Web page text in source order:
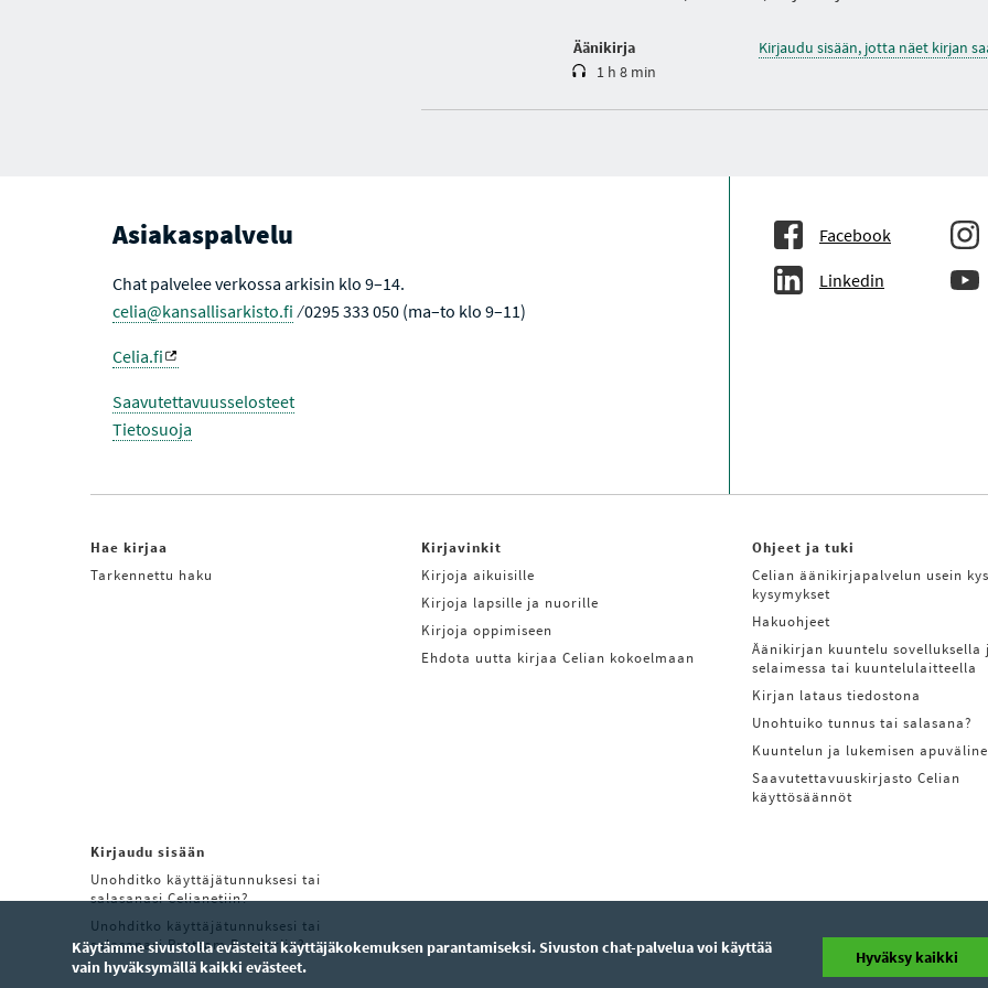
Äänikirja
1 h 8 min
Kirjaudu sisään, jotta näet kirjan
Asiakaspalvelu
Chat palvelee verkossa arkisin klo 9–14.
celia@kansallisarkisto.fi ⁄ 0295 333 050 (ma–to klo 9–11)
Celia.fi
Saavutettavuusselosteet
Tietosuoja
Facebook
Linkedin
Hae kirjaa
Tarkennettu haku
Kirjavinkit
Kirjoja aikuisille
Kirjoja lapsille ja nuorille
Kirjoja oppimiseen
Ehdota uutta kirjaa Celian kokoelmaan
Ohjeet ja tuki
Celian äänikirjapalvelun usein
kysymykset
Hakuohjeet
Äänikirjan kuuntelu sovelluksella
selaimessa tai kuuntelulaitteella
Kirjan lataus tiedostona
Unohtuiko tunnus tai salasana?
Kuuntelun ja lukemisen
Saavutettavuuskirjasto Celian
käyttösäännöt
Kirjaudu sisään
Unohditko käyttäjätunnuksesi tai
salasanasi Celianetiin?
Unohditko käyttäjätunnuksesi tai
salasanasi Pratsam Readeriin?
Käytämme sivustolla evästeitä käyttäjäkokemuksen parantamiseksi. Sivuston chat-palvelua voi käyttää
vain hyväksymällä kaikki evästeet.
Hyväksy kaikki